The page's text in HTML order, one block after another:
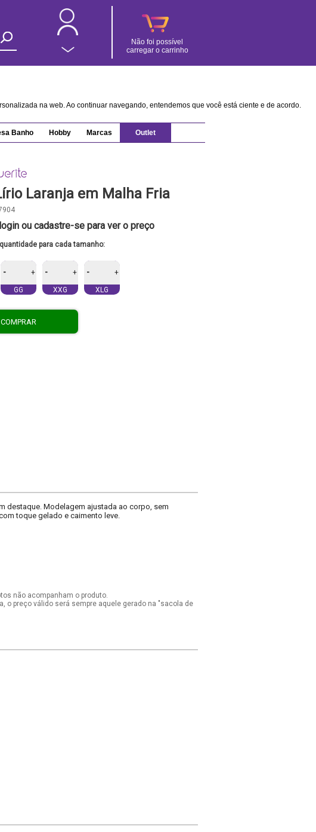
Não foi possível
carregar o carrinho
na web. Ao continuar navegando, entendemos que você está ciente e de acordo.
Banho Hobby Marcas Outlet
Laranja em Malha Fria
ou cadastre-se para ver o preço
para cada tamanho:
- +
GG
- +
XXG
- +
XLG
COMPRAR
destaque. Modelagem ajustada ao corpo, sem
toque gelado e caimento leve.
não acompanham o produto.
o preço válido será sempre aquele gerado na "sacola de